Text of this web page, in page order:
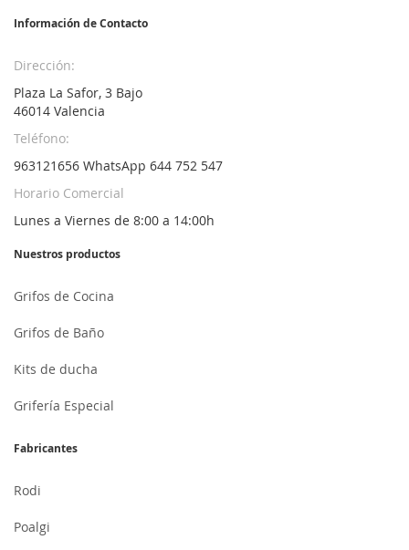
Información de Contacto
Dirección:
Plaza La Safor, 3 Bajo
46014 Valencia
Teléfono:
963121656 WhatsApp 644 752 547
Horario Comercial
Lunes a Viernes de 8:00 a 14:00h
Nuestros productos
Grifos de Cocina
Grifos de Baño
Kits de ducha
Grifería Especial
Fabricantes
Rodi
Poalgi